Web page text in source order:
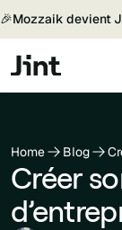
🎉Mozzaik devient
Home Blog
Créer